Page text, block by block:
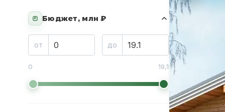
₽ Бюджет, млн ₽
от до
0 19,1